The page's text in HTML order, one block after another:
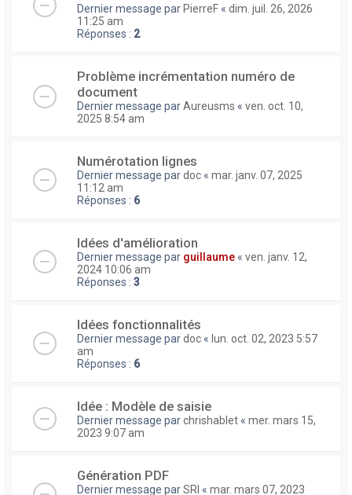
Dernier message parPierreF « dim. juil. 26, 2026
11:25 am
Réponses : 2
Problème incrémentation numéro de
document
Dernier message parAureusms « ven. oct. 10,
2025 8:54 am
Numérotation lignes
Dernier message pardoc « mar. janv. 07, 2025
11:12 am
Réponses : 6
Idées d'amélioration
Dernier message par guillaume « ven. janv. 12,
2024 10:06 am
Réponses : 3
Idées fonctionnalités
Dernier message pardoc « lun. oct. 02, 2023 5:57
am
Réponses : 6
Idée : Modèle de saisie
Dernier message parchrishablet « mer. mars 15,
2023 9:07 am
Génération PDF
Dernier message parSRI « mar. mars 07, 2023